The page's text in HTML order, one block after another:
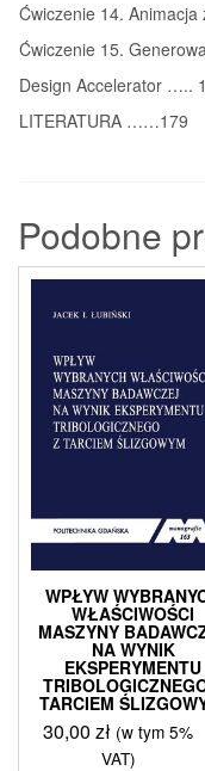
Ćwiczenie 14.
Ćwiczenie 15.
Design Accelerator …..
LITERATURA ……179
Podobne
WPŁYW
WŁAŚCIWOŚCI
MASZYNY
NA WYNIK
EKSPERYMENTU
TARCIEM
30,00zł (w tym 5%
VAT)